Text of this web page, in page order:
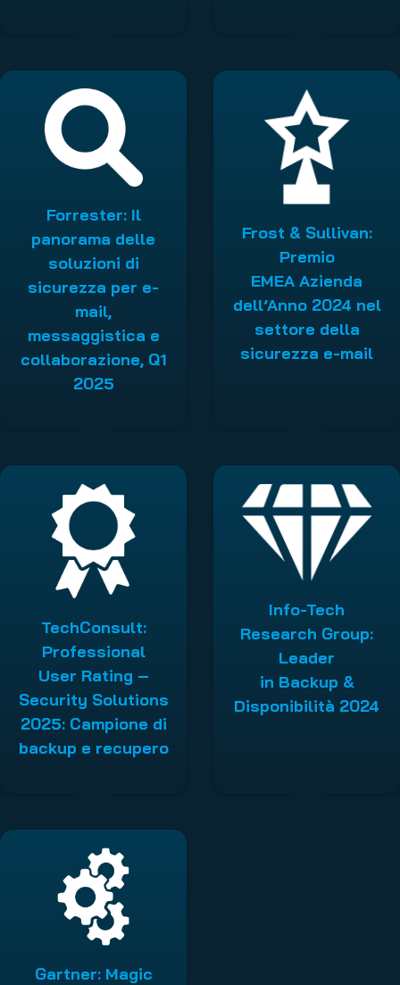
Forrester: Il
panorama delle
soluzioni di
sicurezza per e-
mail,
messaggistica e
collaborazione, Q1
2025
Frost & Sullivan:
Premio
EMEA Azienda
dell’Anno 2024 nel
settore della
sicurezza e-mail
TechConsult:
Professional
User Rating –
Security Solutions
2025: Campione di
backup e recupero
Info-Tech
Research Group:
Leader
in Backup &
Disponibilità 2024
Gartner: Magic